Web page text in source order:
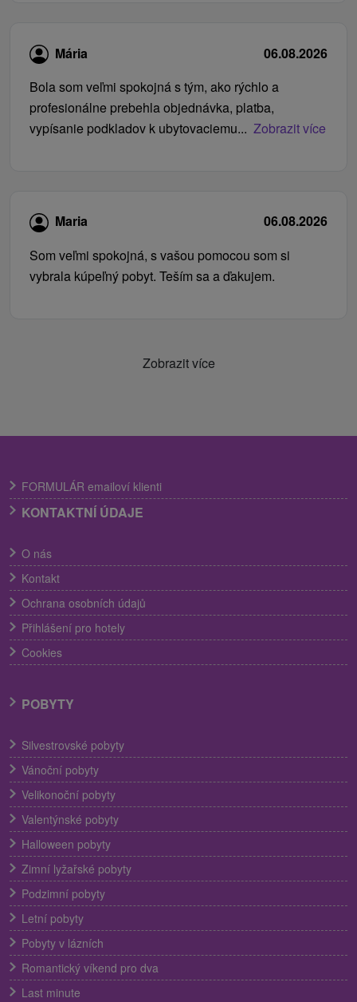
Mária
06.08.2026
Bola som veľmi spokojná s tým, ako rýchlo a
profesionálne prebehla objednávka, platba,
vypísanie podkladov k ubytovaciemu... Zobrazit více
Maria
06.08.2026
Som veľmi spokojná, s vašou pomocou som si
vybrala kúpeľný pobyt. Teším sa a ďakujem.
Zobrazit více
FORMULÁR emailoví klienti
KONTAKTNÍ ÚDAJE
O nás
Kontakt
Ochrana osobních údajů
Přihlášení pro hotely
Cookies
POBYTY
Silvestrovské pobyty
Vánoční pobyty
Velikonoční pobyty
Valentýnské pobyty
Halloween pobyty
Zimní lyžařské pobyty
Podzimní pobyty
Letní pobyty
Pobyty v lázních
Romantický víkend pro dva
Last minute